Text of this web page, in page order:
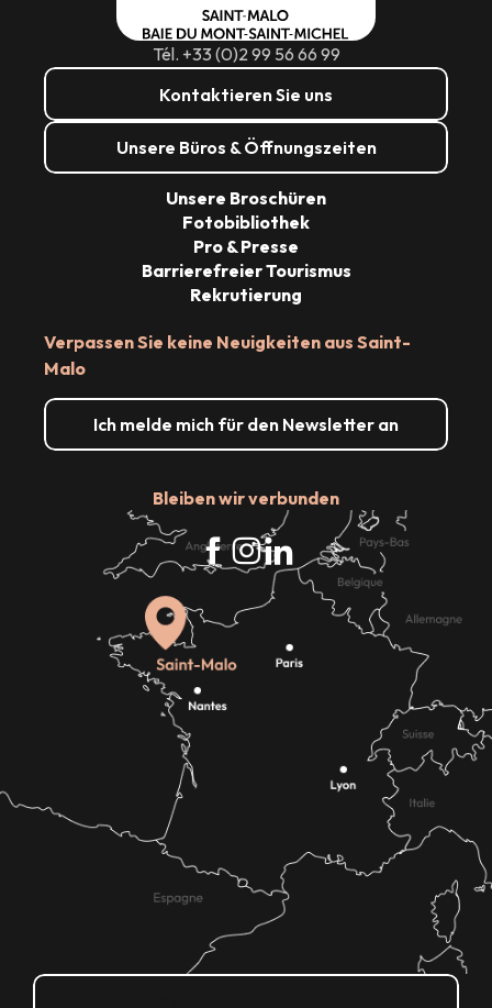
Tél. +33 (0)2 99 56 66 99
Kontaktieren Sie uns
Unsere Büros & Öffnungszeiten
Verpassen Sie keine Neuigkeiten aus Saint-
Malo
Ich melde mich für den Newsletter an
Bleiben wir verbunden
Unsere Broschüren
Fotobibliothek
Pro & Presse
Barrierefreier Tourismus
Rekrutierung